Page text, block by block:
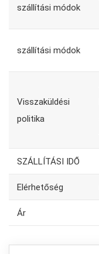
szállítási módok
szállítási módok
Visszaküldési
politika
SZÁLLÍTÁSI IDŐ
Elérhetőség
Ár